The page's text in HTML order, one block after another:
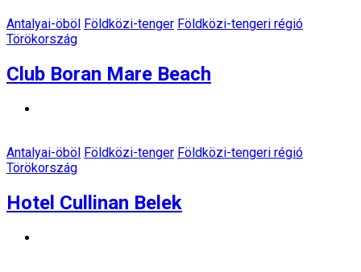
Antalyai-öböl Földközi-tenger Földközi-tengeri régió
Törökország
Club Boran Mare Beach
Antalyai-öböl Földközi-tenger Földközi-tengeri régió
Törökország
Hotel Cullinan Belek